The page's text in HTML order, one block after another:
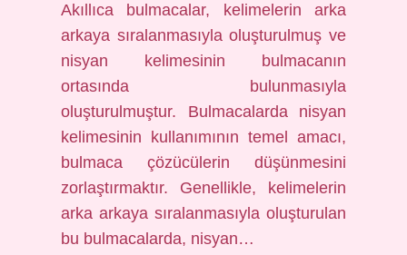
Akıllıca bulmacalar, kelimelerin arka
arkaya sıralanmasıyla oluşturulmuş ve
nisyan kelimesinin bulmacanın
ortasında bulunmasıyla
oluşturulmuştur. Bulmacalarda nisyan
kelimesinin kullanımının temel amacı,
bulmaca çözücülerin düşünmesini
zorlaştırmaktır. Genellikle, kelimelerin
arka arkaya sıralanmasıyla oluşturulan
bu bulmacalarda, nisyan…